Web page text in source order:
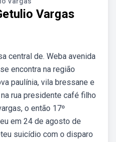
Vargas
central de. Weba avenida
encontra na região
paulínia, vila bressane e
rua presidente café filho
o então 17º
em 24 de agosto de
suicídio com o disparo